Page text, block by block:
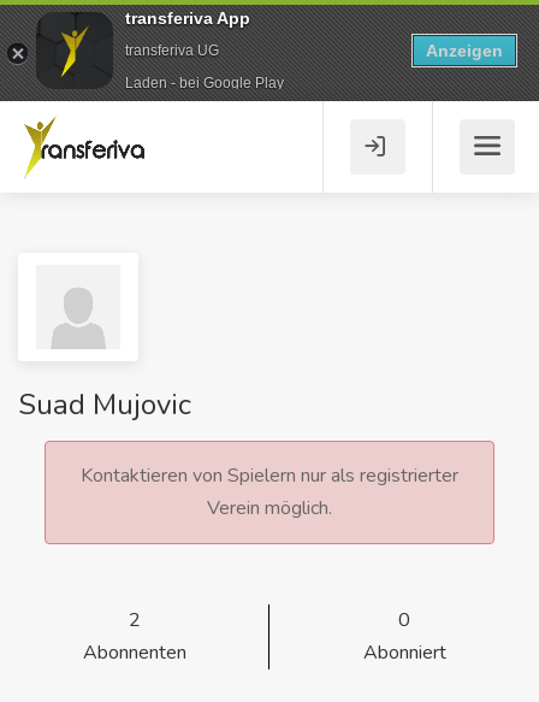
Suad Mujovic
Kontaktieren von Spielern nur als registrierter
Verein möglich.
2
Abonnenten
0
Abonniert
transferiva App
transferiva UG
Laden - bei Google Play
Anzeigen